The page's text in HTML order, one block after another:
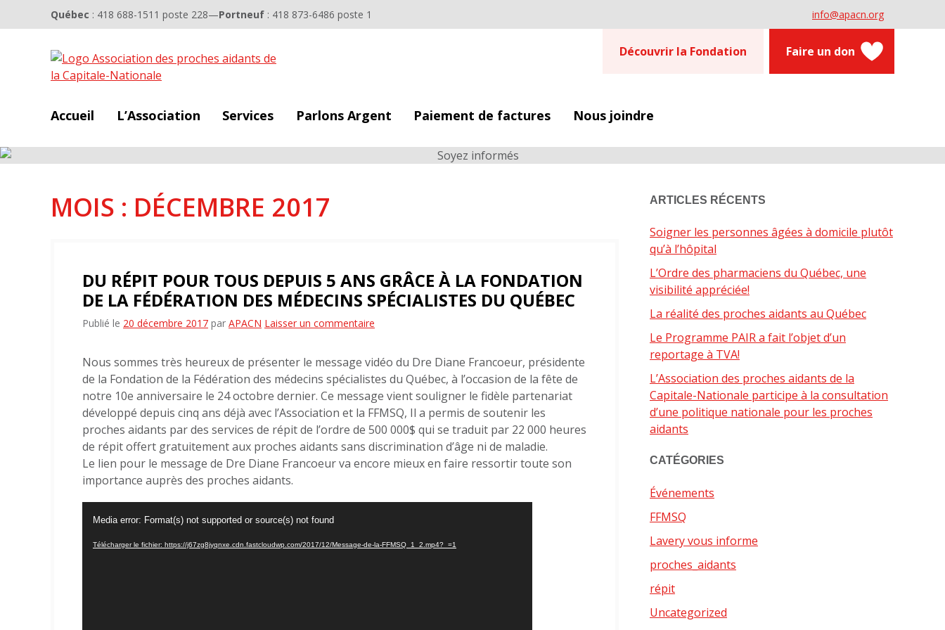
Québec : 418 688-1511 poste 228—Portneuf : 418 873-6486 poste 1 info@apacn.org
Découvrir la Fondation Faire un don
Accueil L’Association Services Parlons Argent Paiement de factures Nous joindre
MOIS : DÉCEMBRE 2017
DU RÉPIT POUR TOUS DEPUIS 5 ANS GRÂCE À LA FONDATION
DE LA FÉDÉRATION DES MÉDECINS SPÉCIALISTES DU QUÉBEC
Publié le 20 décembre 2017 par APACN Laisser un commentaire
répit
pour
tous
depuis
5
ans
à
Fondation
Nous sommes très heureux de présenter le message vidéo du Dre Diane Francoeur, présidente
de la Fondation de la Fédération des médecins spécialistes du Québec, à l’occasion de la fête de
notre 10e anniversaire le 24 octobre dernier. Ce message vient souligner le fidèle partenariat
développé depuis cinq ans déjà avec l’Association et la FFMSQ, Il a permis de soutenir les
proches aidants par des services de répit de l’ordre de 500 000$ qui se traduit par 22 000 heures
de répit offert gratuitement aux proches aidants sans discrimination d’âge ni de maladie.
Le lien pour le message de Dre Diane Francoeur va encore mieux en faire ressortir toute son
importance auprès des proches aidants.
vidéo
Media error: Format(s) not supported or source(s) not found
Télécharger le fichier: https://j67zg8jyqnxe.cdn.fastcloudwp.com/2017/12/Message-de-la-FFMSQ_1_2.mp4?_=1
ARTICLES RÉCENTS
Soigner les personnes âgées à domicile plutôt
qu’à l’hôpital
L’Ordre des pharmaciens du Québec, une
visibilité appréciée!
La réalité des proches aidants au Québec
Le Programme PAIR a fait l’objet d’un
reportage à TVA!
L’Association des proches aidants de la
Capitale-Nationale participe à la consultation
d’une politique nationale pour les proches
aidants
CATÉGORIES
Événements
FFMSQ
Lavery vous informe
proches_aidants
répit
Uncategorized